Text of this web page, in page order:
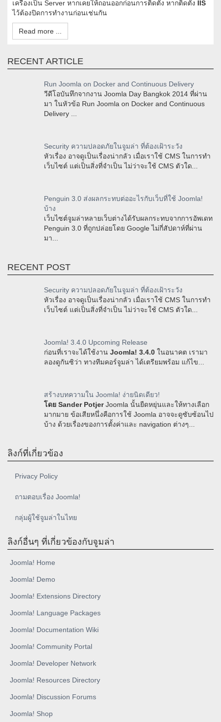
เครื่องเป็น Server หากเคยให้ถอนออกก่อนการติดตั้ง หากติดตั้ง IIS
ไว้ต้องปิดการทำงานก่อนเช่นกัน
Read more ...
RECENT ARTICLE
Run Joomla on Docker and Continuous Delivery
วีดีโอบันทึกจากงาน Joomla Day Bangkok 2014 ที่ผ่าน
มา ในหัวข้อ Run Joomla on Docker and Continuous
Delivery ...
Security ความปลอดภัยในจูมล่า ที่ต้องเฝ้าระวัง
หัวเรื่อง อาจดูเป็นเรื่องน่ากลัว เมื่อเราใช้ CMS ในการทำ
เว็บไซต์ แต่เป็นสิ่งที่จำเป็น ไม่ว่าจะใช้ CMS ตัวใด...
Penguin 3.0 ส่งผลกระทบต่ออะไรกับเว็บที่ใช้ Joomla!
บ้าง
เว็บไซต์จูมล่าหลายเว็บต่างได้รับผลกระทบจากการอัพเดท
Penguin 3.0 ที่ถูกปล่อยโดย Google ไม่กี่สัปดาห์ที่ผ่าน
มา...
RECENT POST
Security ความปลอดภัยในจูมล่า ที่ต้องเฝ้าระวัง
หัวเรื่อง อาจดูเป็นเรื่องน่ากลัว เมื่อเราใช้ CMS ในการทำ
เว็บไซต์ แต่เป็นสิ่งที่จำเป็น ไม่ว่าจะใช้ CMS ตัวใด...
Joomla! 3.4.0 Upcoming Release
ก่อนที่เราจะได้ใช้งาน Joomla! 3.4.0 ในอนาคต เรามา
ลองดูกันซิว่า ทางทีมคอร์จูมล่า ได้เตรียมพร้อม แก้ไข...
สร้างบทความใน Joomla! ง่ายนิดเดียว!
โดย Sander PotjerJoomla นั้นยืดหยุ่นและให้ทางเลือก
มากมาย ข้อเสียหนึ่งคือการใช้ Joomla อาจจะดูซับซ้อนไป
บ้าง ด้วยเรื่องของการตั้งค่าและ navigation ต่างๆ...
ลิงก์ที่เกี่ยวข้อง
Privacy Policy
ถามตอบเรื่อง Joomla!
กลุ่มผู้ใช้จูมล่าในไทย
ลิงก์อื่นๆ ที่เกี่ยวข้องกับจูมล่า
Joomla! Home
Joomla! Demo
Joomla! Extensions Directory
Joomla! Language Packages
Joomla! Documentation Wiki
Joomla! Community Portal
Joomla! Developer Network
Joomla! Resources Directory
Joomla! Discussion Forums
Joomla! Shop